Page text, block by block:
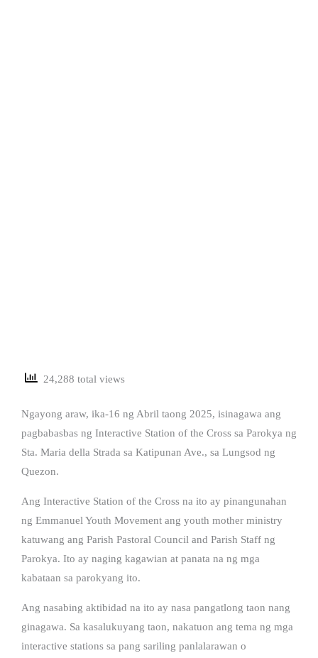
24,288 total views
Ngayong araw, ika-16 ng Abril taong 2025, isinagawa ang
pagbabasbas ng Interactive Station of the Cross sa Parokya ng
Sta. Maria della Strada sa Katipunan Ave., sa Lungsod ng
Quezon.
Ang Interactive Station of the Cross na ito ay pinangunahan
ng Emmanuel Youth Movement ang youth mother ministry
katuwang ang Parish Pastoral Council and Parish Staff ng
Parokya. Ito ay naging kagawian at panata na ng mga
kabataan sa parokyang ito.
Ang nasabing aktibidad na ito ay nasa pangatlong taon nang
ginagawa. Sa kasalukuyang taon, nakatuon ang tema ng mga
interactive stations sa pang sariling panlalarawan o